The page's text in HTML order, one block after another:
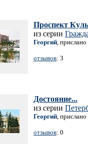
Проспект
из серии
Георгий,
отзывов: 3
Достояние...
из серии
Георгий,
отзывов: 0